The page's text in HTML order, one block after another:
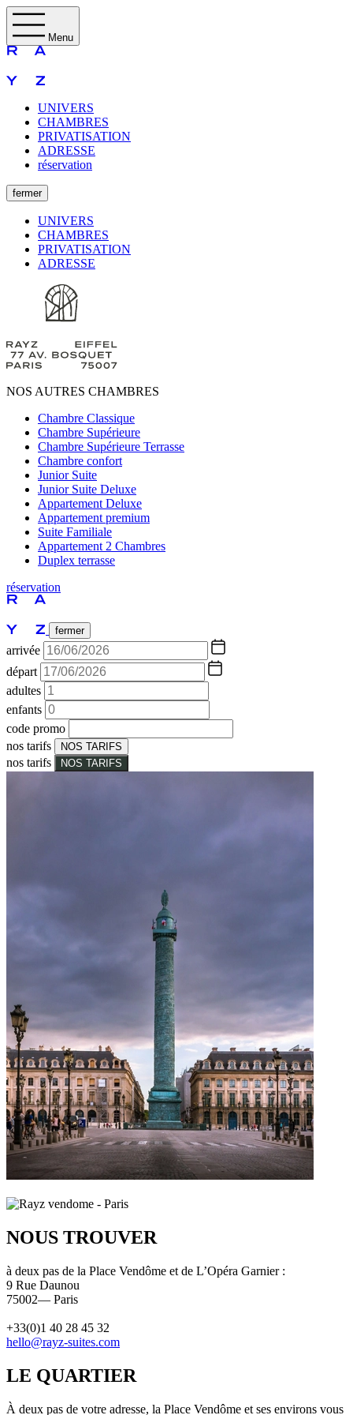
Menu
UNIVERS
CHAMBRES
PRIVATISATION
ADRESSE
réservation
fermer
UNIVERS
CHAMBRES
PRIVATISATION
ADRESSE
NOS AUTRES CHAMBRES
Chambre Classique
Chambre Supérieure
Chambre Supérieure Terrasse
Chambre confort
Junior Suite
Junior Suite Deluxe
Appartement Deluxe
Appartement premium
Suite Familiale
Appartement 2 Chambres
Duplex terrasse
réservation
fermer
arrivée
départ
adultes
enfants
code promo
nos tarifs
NOS TARIFS
nos tarifs NOS TARIFS
NOUS TROUVER
à deux pas de la Place Vendôme et de L’Opéra Garnier :
9 Rue Daunou
75002— Paris
+33(0)1 40 28 45 32
hello@rayz-suites.com
LE QUARTIER
À deux pas de votre adresse, la Place Vendôme et ses environs vous